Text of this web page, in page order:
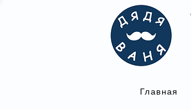
Главная